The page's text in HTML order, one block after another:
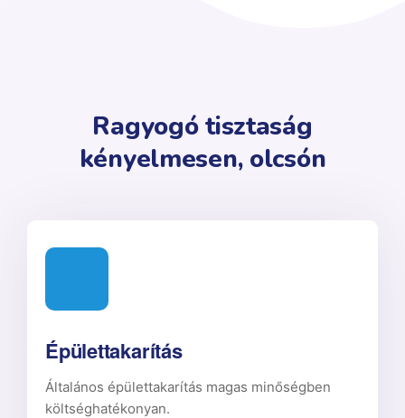
Ragyogó tisztaság
kényelmesen, olcsón
Épülettakarítás
Általános épülettakarítás magas minőségben
költséghatékonyan.